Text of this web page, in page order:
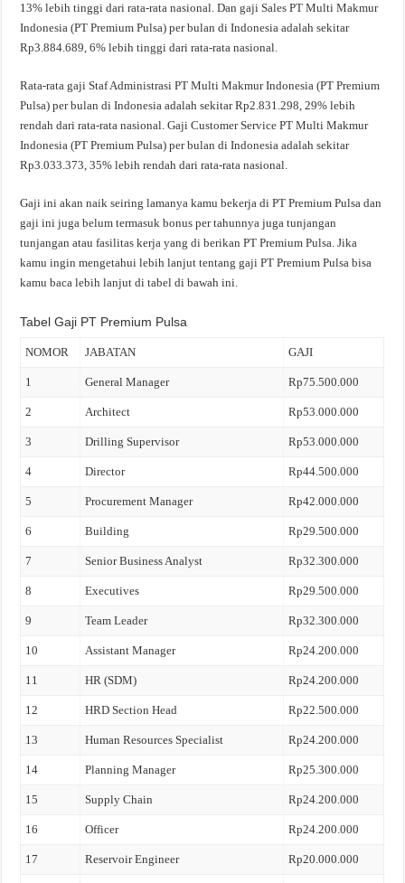
13% lebih tinggi dari rata-rata nasional. Dan gaji Sales PT Multi Makmur
Indonesia (PT Premium Pulsa) per bulan di Indonesia adalah sekitar
Rp3.884.689, 6% lebih tinggi dari rata-rata nasional.
Rata-rata gaji Staf Administrasi PT Multi Makmur Indonesia (PT Premium
Pulsa) per bulan di Indonesia adalah sekitar Rp2.831.298, 29% lebih
rendah dari rata-rata nasional. Gaji Customer Service PT Multi Makmur
Indonesia (PT Premium Pulsa) per bulan di Indonesia adalah sekitar
Rp3.033.373, 35% lebih rendah dari rata-rata nasional.
Gaji ini akan naik seiring lamanya kamu bekerja di PT Premium Pulsa dan
gaji ini juga belum termasuk bonus per tahunnya juga tunjangan
tunjangan atau fasilitas kerja yang di berikan PT Premium Pulsa. Jika
kamu ingin mengetahui lebih lanjut tentang gaji PT Premium Pulsa bisa
kamu baca lebih lanjut di tabel di bawah ini.
Tabel Gaji PT Premium Pulsa
NOMOR JABATAN GAJI
1 General Manager Rp75.500.000
2 Architect Rp53.000.000
3 Drilling Supervisor Rp53.000.000
4 Director Rp44.500.000
5 Procurement Manager Rp42.000.000
6 Building Rp29.500.000
7 Senior Business Analyst Rp32.300.000
8 Executives Rp29.500.000
9 Team Leader Rp32.300.000
10 Assistant Manager Rp24.200.000
11 HR (SDM) Rp24.200.000
12 HRD Section Head Rp22.500.000
13 Human Resources Specialist Rp24.200.000
14 Planning Manager Rp25.300.000
15 Supply Chain Rp24.200.000
16 Officer Rp24.200.000
17 Reservoir Engineer Rp20.000.000